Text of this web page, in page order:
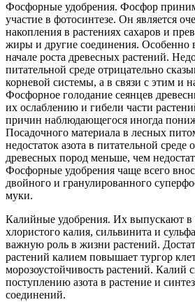
Фосфорные удобрения. Фосфор
участие в фотосинтезе. Он является
накопления в растениях сахаров и
жиры и другие соединения. Особенно
начале роста древесных растений.
питательной среде отрицательно
корневой системы, а в связи с этим и
Фосфорное голодание сеянцев
их ослаблению и гибели части
причин наблюдающегося иногда
Посадочного материала в лесных
недостаток азота в питательной среде
древесных пород меньше, чем
Фосфорные удобрения чаще всего
двойного и гранулированного
муки.
Калийные удобрения. Их выпускают в
хлористого калия, сильвинита и
важную роль в жизни растений.
растений калием повышает тургор
морозоустойчивость растений. Калий
поступлению азота в растение и
соединений.